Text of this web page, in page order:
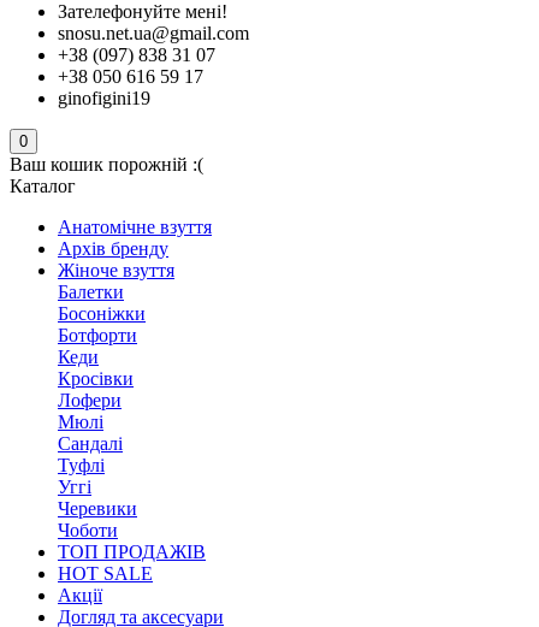
Зателефонуйте мені!
snosu.net.ua@gmail.com
+38 (097) 838 31 07
+38 050 616 59 17
ginofigini19
0
Ваш кошик порожній :(
Каталог
Анатомічне взуття
Архів бренду
Жіноче взуття
Балетки
Босоніжки
Ботфорти
Кеди
Кросівки
Лофери
Мюлі
Сандалі
Туфлі
Уггі
Черевики
Чоботи
ТОП ПРОДАЖІВ
HOT SALE
Акції
Догляд та аксесуари